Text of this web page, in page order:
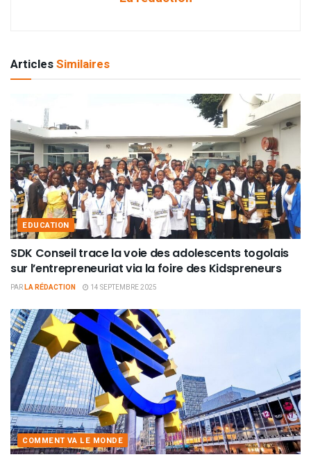
ArticlesSimilaires
EDUCATION
SDK Conseil trace la voie des adolescents togolais
sur l’entrepreneuriat via la foire des Kidspreneurs
PARLA RÉDACTION 14 SEPTEMBRE 2025
COMMENT VA LE MONDE